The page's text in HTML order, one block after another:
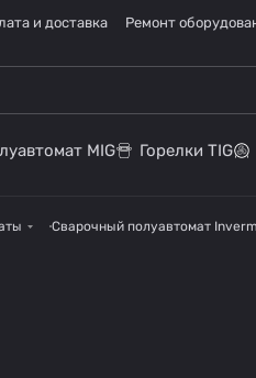
и доставка Ремонт
MIG Горелки TIG
Сварочный полуавтомат